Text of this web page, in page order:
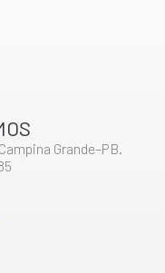
Grande–PB.